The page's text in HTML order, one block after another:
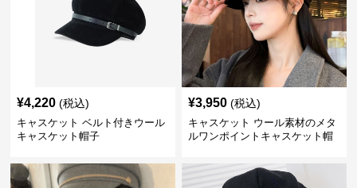
¥4,220 (税込)
キャスケット ベルト付きウール
キャスケット帽子
¥3,950 (税込)
キャスケット ウール素材のメタ
ルワンポイントキャスケット帽